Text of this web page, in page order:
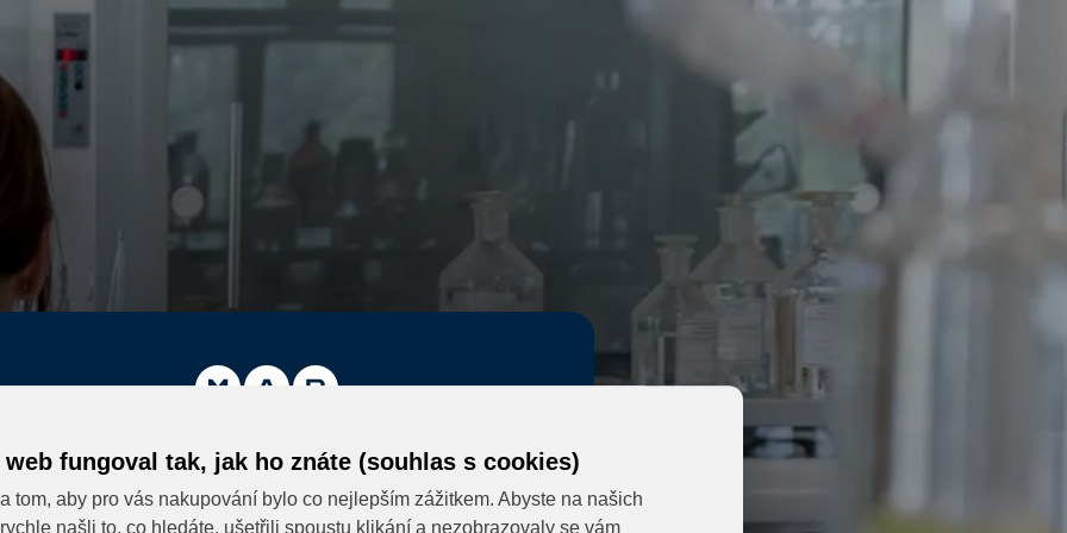
Eshop MK MARKET
web fungoval tak, jak ho znáte (souhlas s cookies)
tom, aby pro vás nakupování bylo co nejlepším zážitkem. Abyste na našich
našli to, co hledáte, ušetřili spoustu klikání a nezobrazovaly se vám